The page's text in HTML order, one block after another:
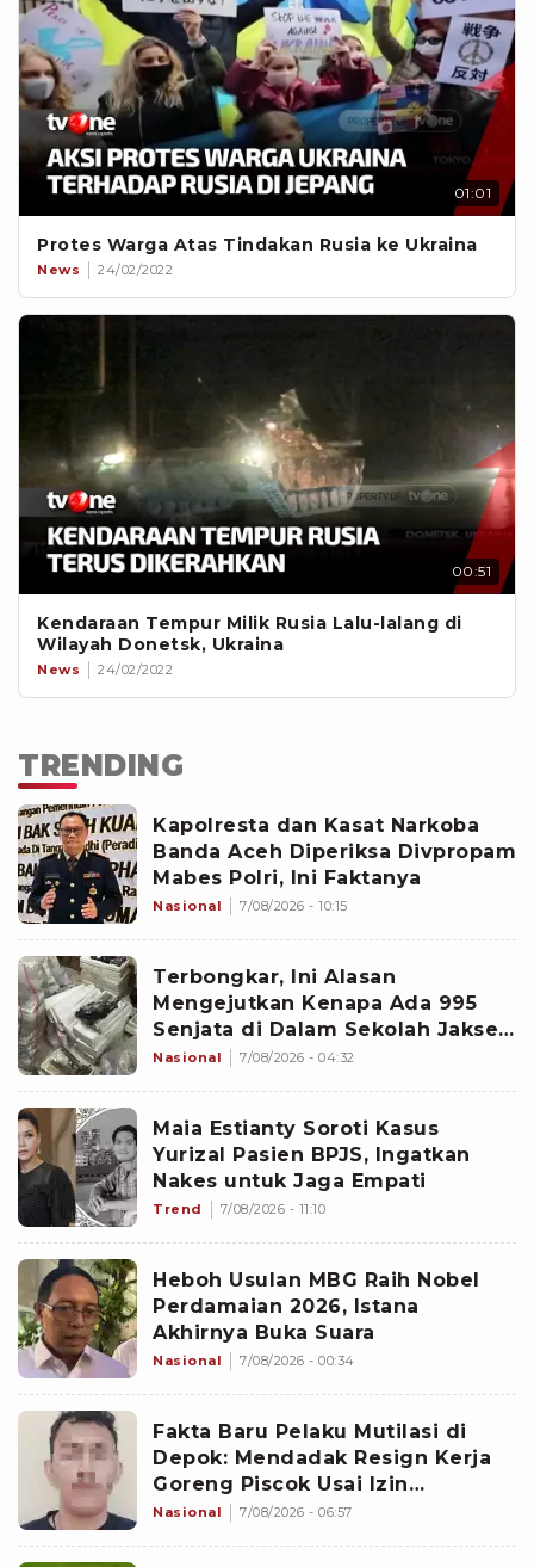
01:01
Protes Warga Atas Tindakan Rusia ke Ukraina
News 24/02/2022
00:51
Kendaraan Tempur Milik Rusia Lalu-lalang di
Wilayah Donetsk, Ukraina
News 24/02/2022
TRENDING
Kapolresta dan Kasat Narkoba
Banda Aceh Diperiksa Divpropam
Mabes Polri, Ini Faktanya
Nasional 7/08/2026 - 10:15
Terbongkar, Ini Alasan
Mengejutkan Kenapa Ada 995
Senjata di Dalam Sekolah Jaksel
Sejak 2020
Nasional 7/08/2026 - 04:32
Maia Estianty Soroti Kasus
Yurizal Pasien BPJS, Ingatkan
Nakes untuk Jaga Empati
Trend 7/08/2026 - 11:10
Heboh Usulan MBG Raih Nobel
Perdamaian 2026, Istana
Akhirnya Buka Suara
Nasional 7/08/2026 - 00:34
Fakta Baru Pelaku Mutilasi di
Depok: Mendadak Resign Kerja
Goreng Piscok Usai Izin
Interview di Mal
Nasional 7/08/2026 - 06:57